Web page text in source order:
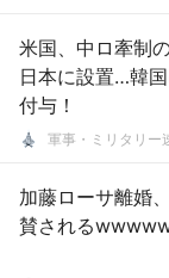
米国、中ロ牽制
日本に設置…韓
付与！
軍事・ミリタリ
加藤ローサ離婚
賛される